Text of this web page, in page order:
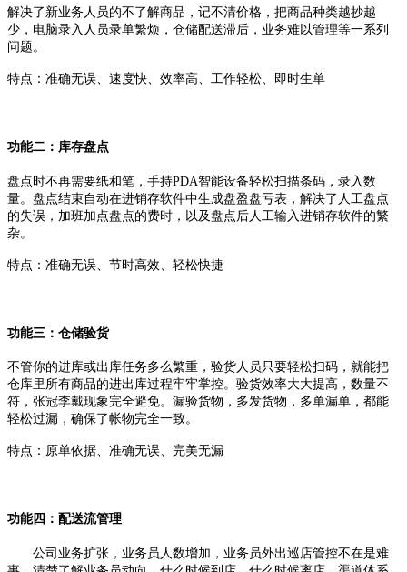
解决了新业务人员的不了解商品，记不清价格，把商品种类越抄越
少，电脑录入人员录单繁烦，仓储配送滞后，业务难以管理等一系列
问题。
特点：准确无误、速度快、效率高、工作轻松、即时生单
功能二：库存盘点
盘点时不再需要纸和笔，手持PDA智能设备轻松扫描条码，录入数
量。盘点结束自动在进销存软件中生成盘盈盘亏表，解决了人工盘点
的失误，加班加点盘点的费时，以及盘点后人工输入进销存软件的繁
杂。
特点：准确无误、节时高效、轻松快捷
功能三：仓储验货
不管你的进库或出库任务多么繁重，验货人员只要轻松扫码，就能把
仓库里所有商品的进出库过程牢牢掌控。验货效率大大提高，数量不
符，张冠李戴现象完全避免。漏验货物，多发货物，多单漏单，都能
轻松过漏，确保了帐物完全一致。
特点：原单依据、准确无误、完美无漏
功能四：配送流管理
公司业务扩张，业务员人数增加，业务员外出巡店管控不在是难